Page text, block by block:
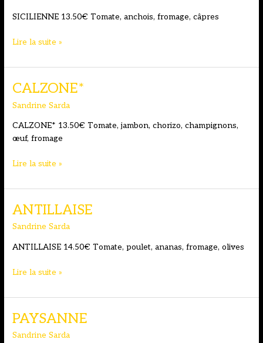
SICILIENNE 13.50€ Tomate, anchois, fromage, câpres
SICILIENNE
Lire la suite »
CALZONE*
Sandrine Sarda
CALZONE* 13.50€ Tomate, jambon, chorizo, champignons,
œuf, fromage
CALZONE*
Lire la suite »
ANTILLAISE
Sandrine Sarda
ANTILLAISE 14.50€ Tomate, poulet, ananas, fromage, olives
ANTILLAISE
Lire la suite »
PAYSANNE
Sandrine Sarda